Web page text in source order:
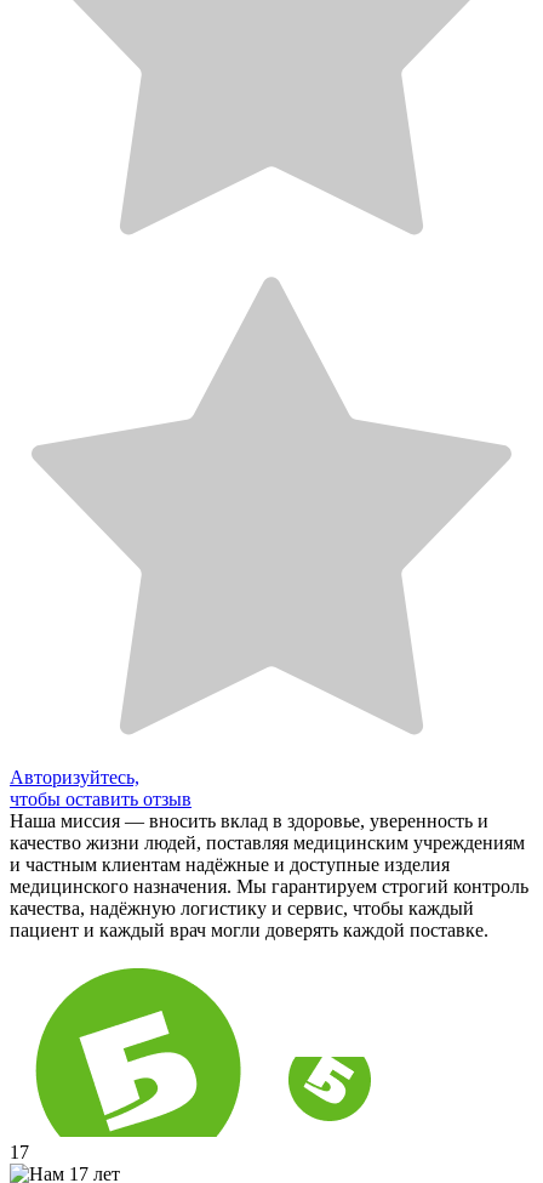
Авторизуйтесь,
чтобы оставить отзыв
Наша миссия — вносить вклад в здоровье, уверенность и
качество жизни людей, поставляя медицинским учреждениям
и частным клиентам надёжные и доступные изделия
медицинского назначения. Мы гарантируем строгий контроль
качества, надёжную логистику и сервис, чтобы каждый
пациент и каждый врач могли доверять каждой поставке.
17